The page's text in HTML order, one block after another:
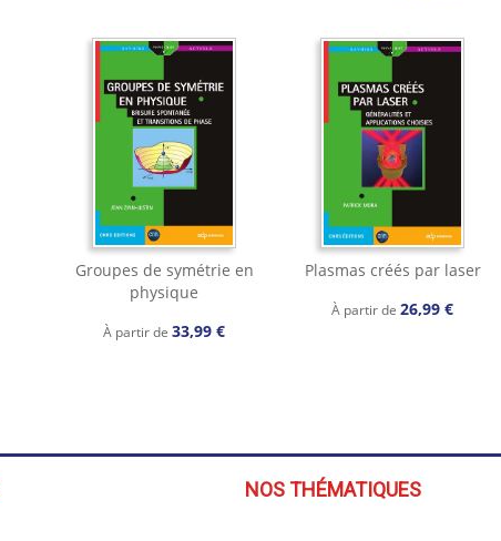
Groupes de symétrie en
physique
À partir de 33,99 €
Plasmas créés par laser
À partir de 26,99 €
NOS THÉMATIQUES